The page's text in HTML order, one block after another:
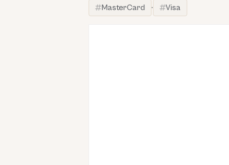
MasterCard
· Visa